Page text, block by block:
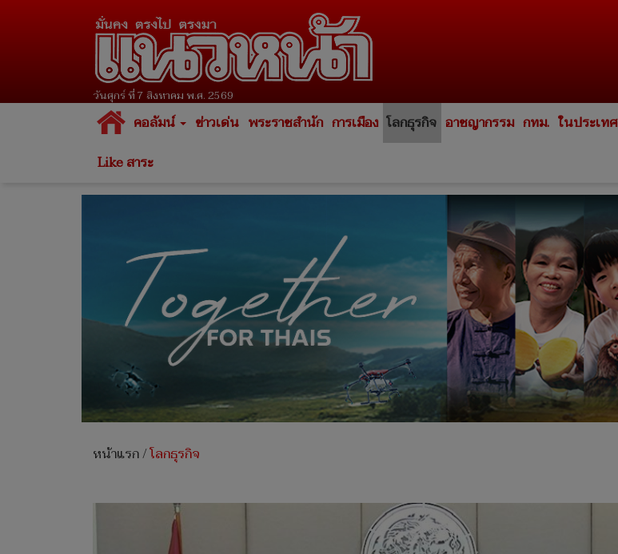
วันศุกร์ ที่ 7 สิงหาคม พ.ศ. 2569
คอลัมน์ ข่าวเด่น พระราชสำนัก การเมือง โลกธุรกิจ อาชญากรรม กทม. ในประเทศ
Like สาระ
หน้าแรก/โลกธุรกิจ